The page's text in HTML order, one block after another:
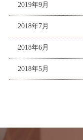
2019年9月
2018年7月
2018年6月
2018年5月